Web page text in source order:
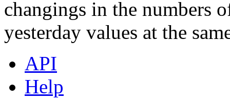
changings in the numbers
yesterday values at the
API
Help